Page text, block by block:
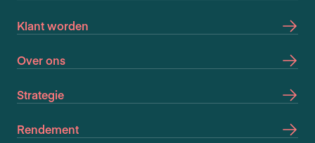
Klant worden
Over ons
Strategie
Rendement